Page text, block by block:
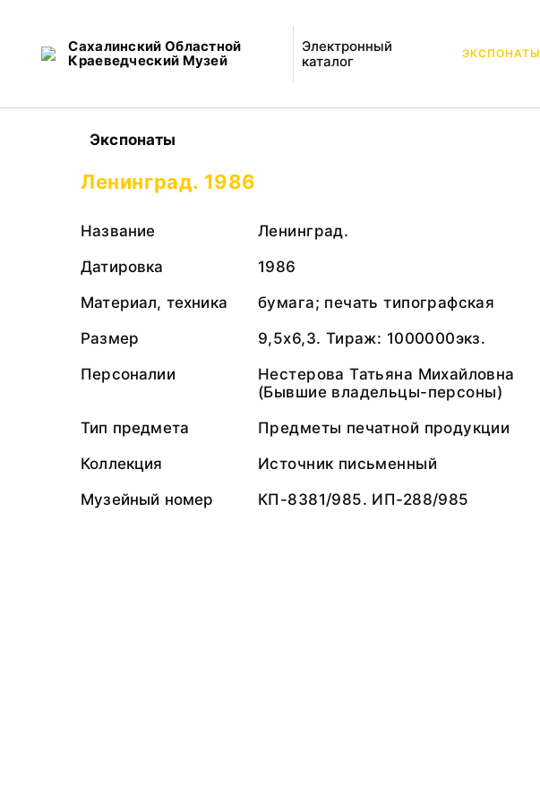
Сахалинский Областной
Краеведческий Музей
Электронный
каталог
ЭКСПОНАТЫ
Экспонаты
Ленинград. 1986
Название
Ленинград.
Датировка
1986
Материал, техника
бумага; печать типографская
Размер
9,5х6,3. Тираж: 1000000экз.
Персоналии
Нестерова Татьяна Михайловна
(Бывшие владельцы-персоны)
Тип предмета
Предметы печатной продукции
Коллекция
Источник письменный
Музейный номер
КП-8381/985. ИП-288/985